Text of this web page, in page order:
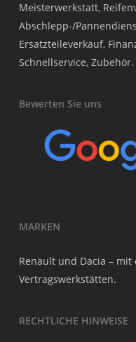
Meisterwerkstatt,
Abschlepp-/
Ersatzteileverkauf,
Schnellservice, Zubehör.
Bewerten Sie uns
MARKEN
Renault und Dacia –
Vertragswerkstätten.
RECHTLICHE HINWEISE